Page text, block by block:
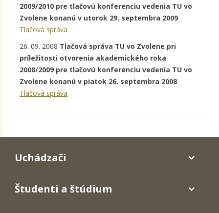
2009/2010 pre tlačovú konferenciu vedenia TU vo
Zvolene konanú v utorok 29. septembra 2009
Tlačová správa
26. 09. 2008 Tlačová správa TU vo Zvolene pri
príležitosti otvorenia akademického roka
2008/2009 pre tlačovú konferenciu vedenia TU vo
Zvolene konanú v piatok 26. septembra 2008
Tlačová správa
Uchádzači
Študenti a štúdium